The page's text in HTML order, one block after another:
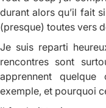
durant alors qu’il fait
(presque) toutes vers
Je suis reparti
rencontres sont
apprennent
exemple, et pourquoi